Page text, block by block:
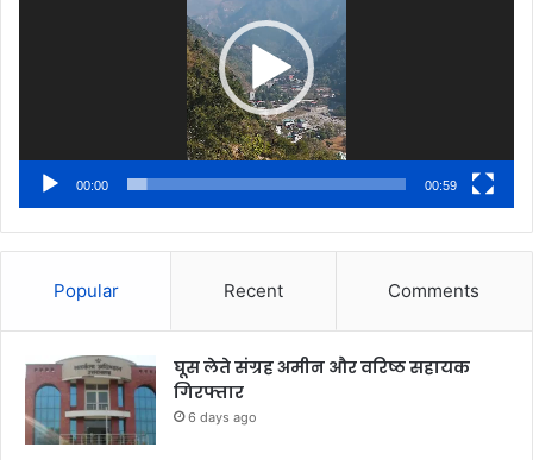
00:00 00:59
Popular Recent Comments
घूस लेते संग्रह अमीन और वरिष्ठ सहायक
गिरफ्तार
6 days ago